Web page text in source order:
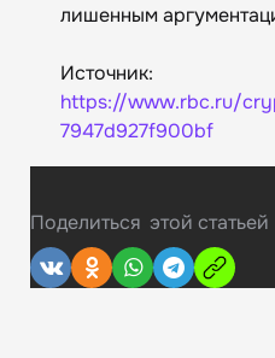
лишенным
Источник:
https://www.rbc.ru/
7947d927f900bf
Поделиться этой статьей